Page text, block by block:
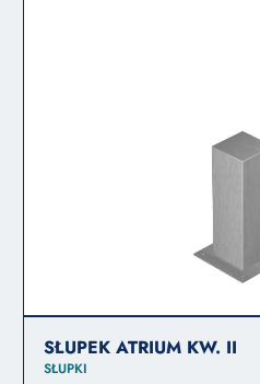
SŁUPEK ATRIUM KW. II
SŁUPKI